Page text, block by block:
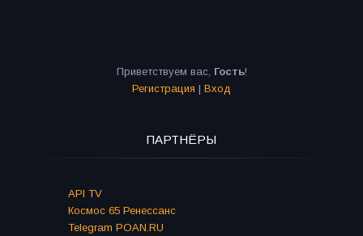
Приветствуем вас, Гость!
Регистрация | Вход
ПАРТНЁРЫ
API TV
Космос 65 Ренессанс
Telegram POAN.RU